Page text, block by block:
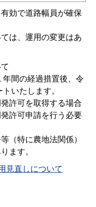
効で道路幅員が確保
は、運用の変更はあ
間の経過措置後、令
いたします。
許可を取得する場合
許可申請を行う必要
（特に農地法関係）
ます。
見直しについて